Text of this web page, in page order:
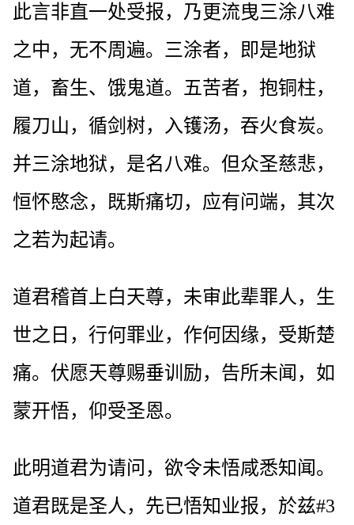
此言非直一处受报，乃更流曳三涂八难
之中，无不周遍。三涂者，即是地狱
道，畜生、饿鬼道。五苦者，抱铜柱，
履刀山，循剑树，入镬汤，吞火食炭。
并三涂地狱，是名八难。但众圣慈悲，
恒怀愍念，既斯痛切，应有问端，其次
之若为起请。
道君稽首上白天尊，未审此辈罪人，生
世之日，行何罪业，作何因缘，受斯楚
痛。伏愿天尊赐垂训励，告所未闻，如
蒙开悟，仰受圣恩。
此明道君为请问，欲令未悟咸悉知闻。
道君既是圣人，先已悟知业报，於兹#3